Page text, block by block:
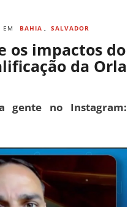
EM BAHIA , SALVADOR
os impactos do
da Orla
gente no Instagram: